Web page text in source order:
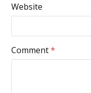
Website
Comment*